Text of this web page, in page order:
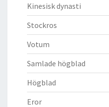
Kinesisk dynasti
Stockros
Votum
Samlade högblad
Högblad
Eror